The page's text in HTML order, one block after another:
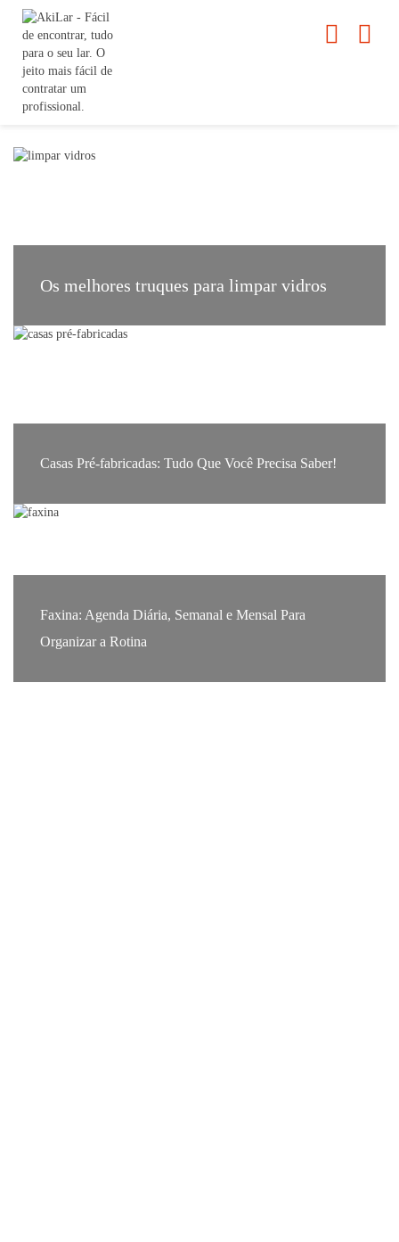
Os melhores truques para limpar vidros
Casas Pré-fabricadas: Tudo Que Você Precisa Saber!
Faxina: Agenda Diária, Semanal e Mensal Para
Organizar a Rotina